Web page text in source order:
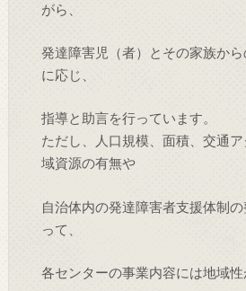
がら、
発達障害児（者）とその家族か
に応じ、
指導と助言を行っています。
ただし、人口規模、面積、交通
域資源の有無や
自治体内の発達障害者支援体制
って、
各センターの事業内容には地域性